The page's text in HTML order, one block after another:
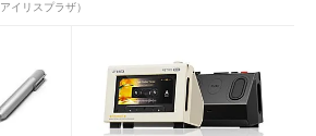
イリスプラザ）